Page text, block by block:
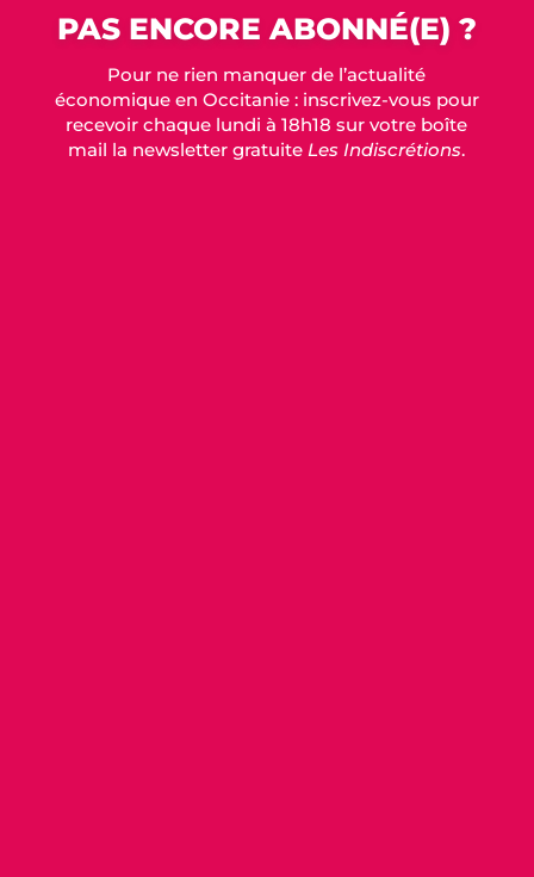
PAS ENCORE ABONNÉ(E) ?
Pour ne rien manquer de l’actualité
économique en Occitanie : inscrivez-vous pour
recevoir chaque lundi à 18h18 sur votre boîte
mail la newsletter gratuiteLes Indiscrétions.